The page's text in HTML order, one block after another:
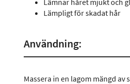
Lämnar håret mjukt och
Lämpligt för skadat hår
Användning:
Massera in en lagom mängd